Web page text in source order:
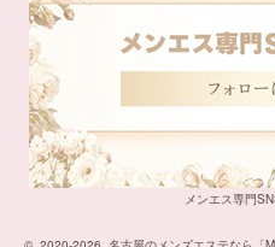
メンエス専門